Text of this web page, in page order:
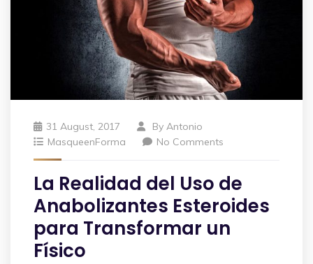
31 August, 2017 By Antonio
MasqueenForma
No Comments
La Realidad del Uso de
Anabolizantes Esteroides
para Transformar un
Físico